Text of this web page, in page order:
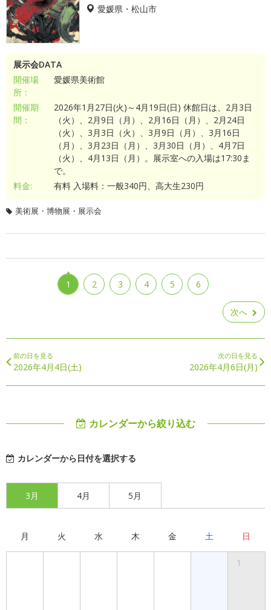
愛媛県・松山市
展示会DATA
開催場
所：
愛媛県美術館
開催期
間：
2026年1月27日(火)～4月19日(日) 休館日は、2月3日
（火）、2月9日（月）、2月16日（月）、2月24日
（火）、3月3日（火）、3月9日（月）、3月16日
（月）、3月23日（月）、3月30日（月）、4月7日
（火）、4月13日（月）。展示室への入場は17:30ま
で。
料金:
有料 入場料：一般340円、高大生230円
美術展・博物展・展示会
1 2 3 4 5 6
次へ
前の日を見る
2026年4月4日(土)
次の日を見る
2026年4月6日(月)
カレンダーから絞り込む
カレンダーから日付を選択する
3月 4月 5月
月 火 水 木 金 土 日
1